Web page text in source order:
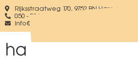
Rijksstraatweg 170, 9752 BN Haren
050 - 534 49 54
info@ha-juweliers.nl